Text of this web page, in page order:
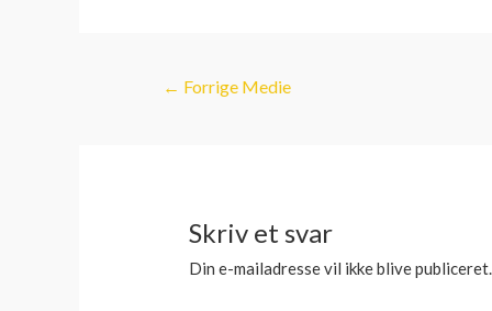
← Forrige Medie
Skriv et svar
Din e-mailadresse vil ikke blive publiceret.